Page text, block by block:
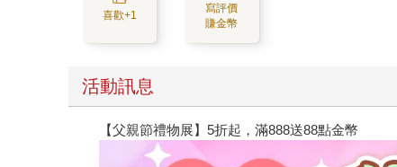
喜歡+1
寫評價
賺金幣
活動訊息
【父親節禮物展】5折起，滿888送88點金幣